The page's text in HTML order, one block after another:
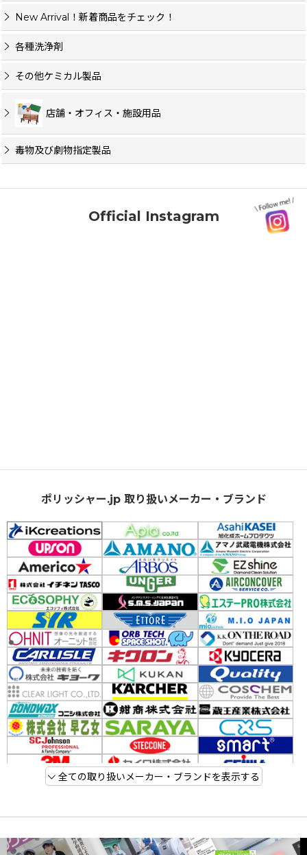
New Arrival！新着商品をチェック！
各種洗浄剤
その他ケミカル製品
店舗・オフィス・施設用品
毒物及び劇物指定製品
Official Instagram
ポリッシャー.jp 取り扱いメーカー・ブランド
全ての取り扱いメーカー・ブランドを表示する